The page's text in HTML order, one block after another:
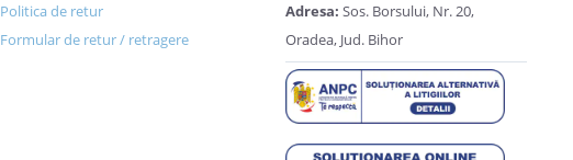
Politica de retur
Formular de retur / retragere
Adresa: Sos. Borsului, Nr. 20,
Oradea, Jud. Bihor